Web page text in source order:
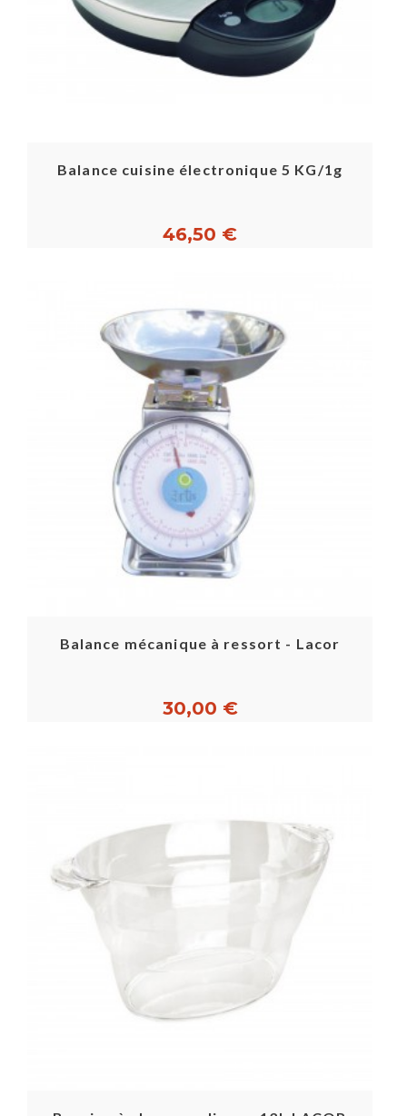
Balance cuisine électronique 5 KG/1g
46,50 €
Balance mécanique à ressort - Lacor
30,00 €